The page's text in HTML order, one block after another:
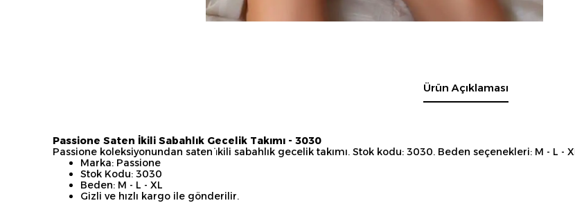
Ürün Açıklaması
Passione Saten İkili Sabahlık Gecelik Takımı - 3030
Passione koleksiyonundan saten i̇kili sabahlık gecelik takımı. Stok kodu: 3030. Beden seçenekleri: M - L -
Marka: Passione
Stok Kodu: 3030
Beden: M - L - XL
Gizli ve hızlı kargo ile gönderilir.